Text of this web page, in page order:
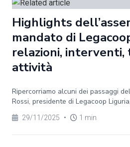
Highlights
mandato di
relazioni,
attività
Ripercorriamo alcuni dei passaggi
Rossi, presidente di Legacoop
29/11/2025 • 1 min